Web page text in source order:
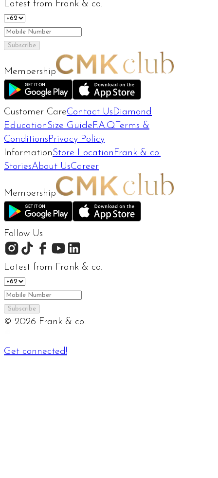
Latest from Frank & co.
Subscribe
Membership
Customer CareContact Us Diamond
EducationSize Guide F.A.Q Terms &
Conditions Privacy Policy
InformationStore Location Frank & co.
StoriesAbout UsCareer
Membership
Follow Us
Latest from Frank & co.
Subscribe
© 2026 Frank & co.
Get connected!